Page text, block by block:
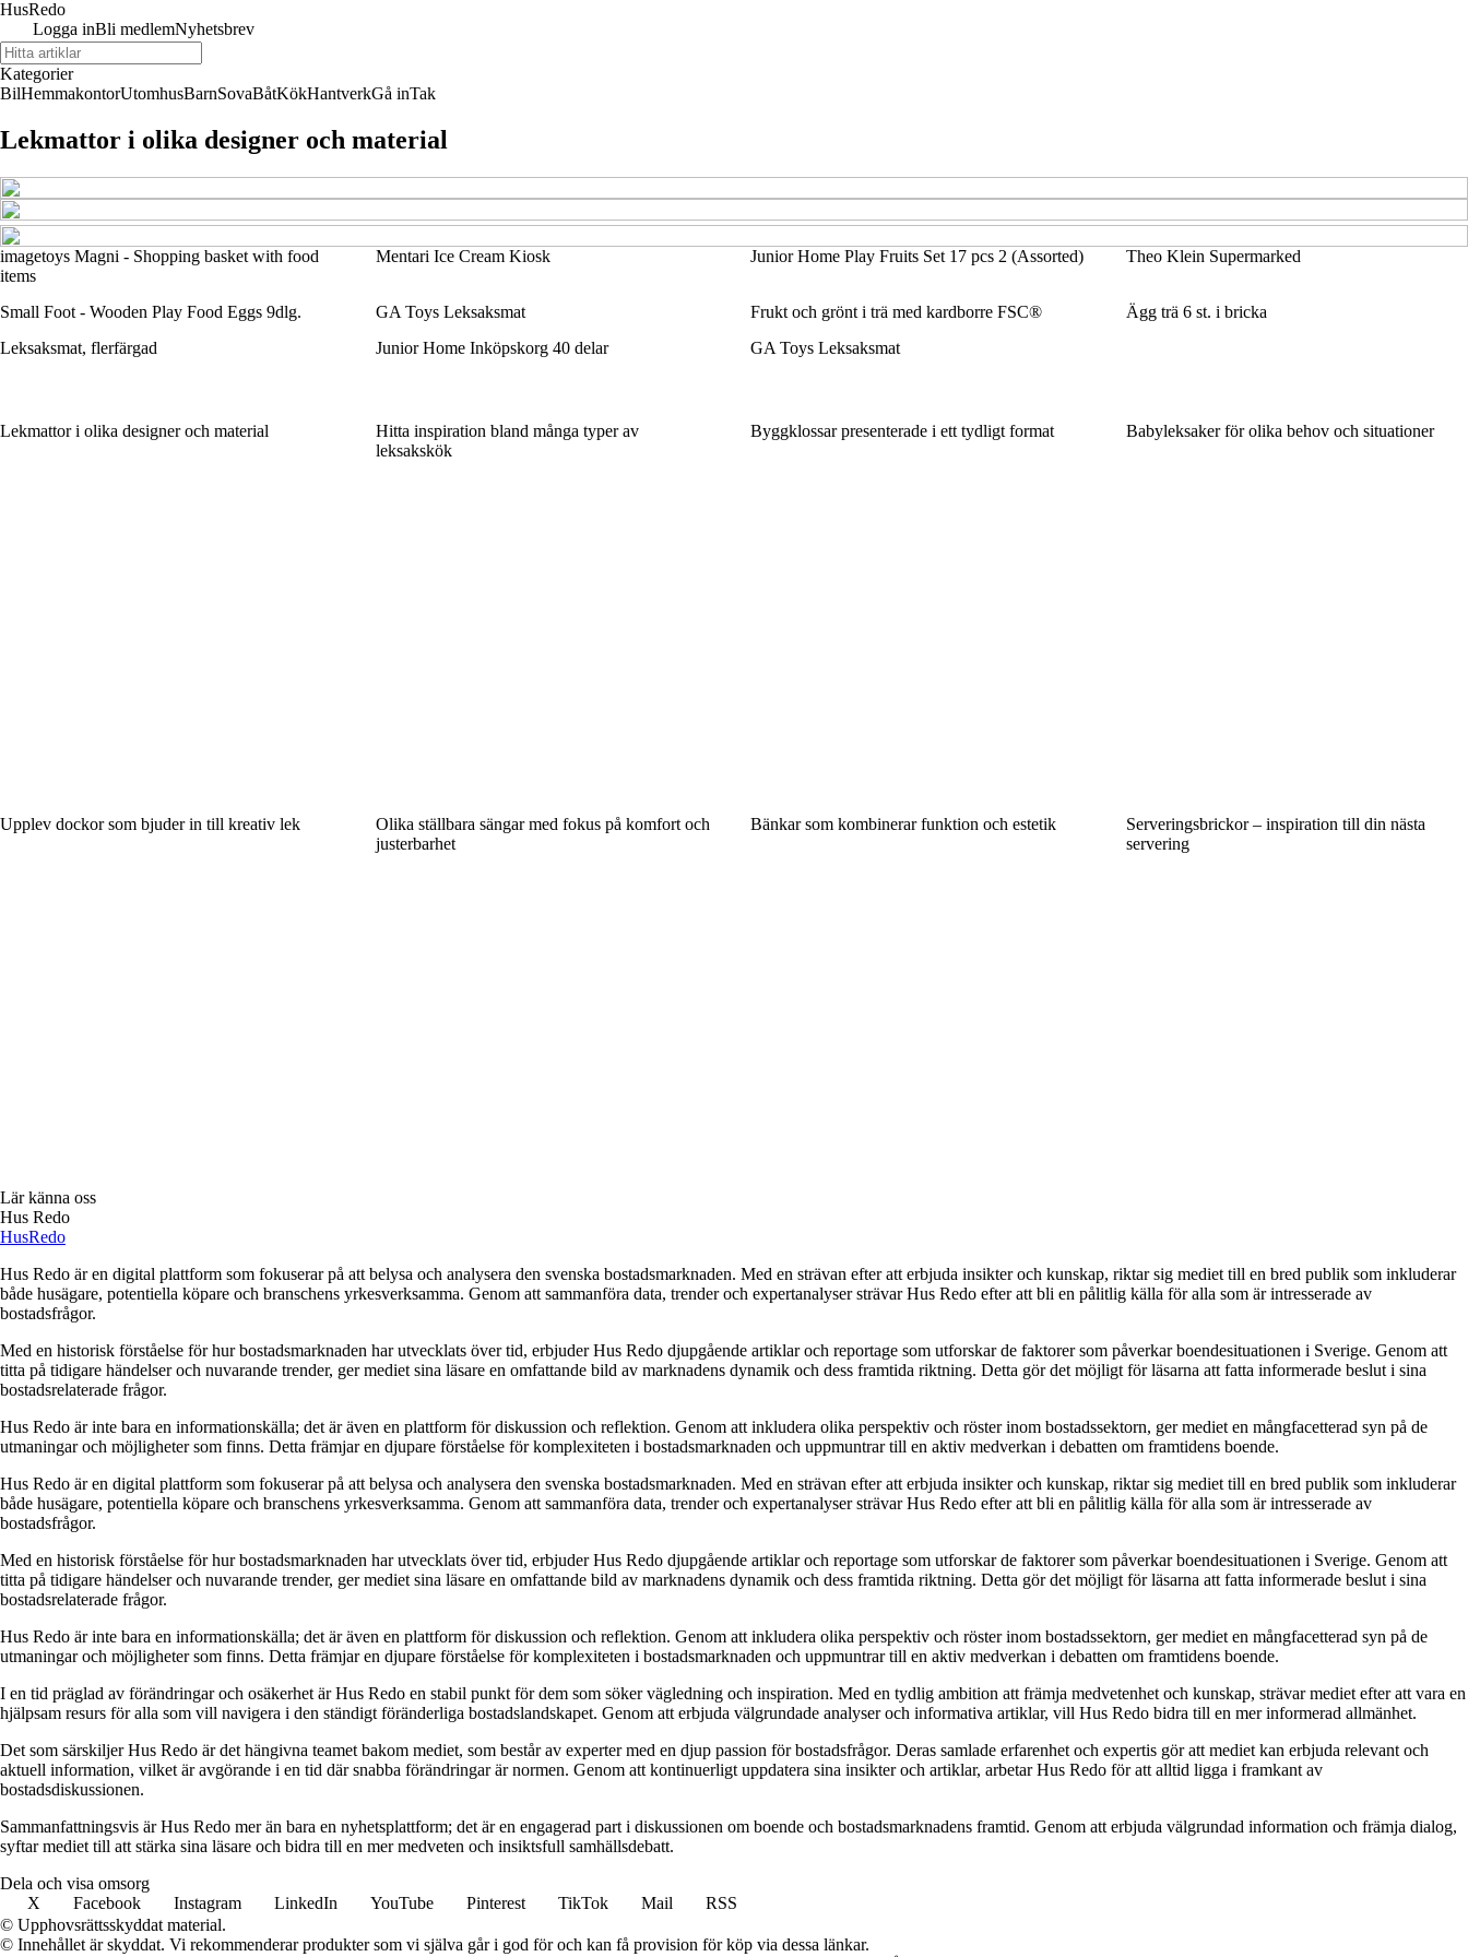
HusRedo
Logga inBli medlemNyhetsbrev
Kategorier
BilHemmakontorUtomhusBarnSovaBåtKökHantverkGå inTak
Lekmattor i olika designer och material
imagetoys Magni - Shopping basket with food
items
Mentari Ice Cream Kiosk Junior Home Play Fruits Set 17 pcs 2 (Assorted) Theo Klein Supermarked
Small Foot - Wooden Play Food Eggs 9dlg. GA Toys Leksaksmat Frukt och grönt i trä med kardborre FSC®
Ägg trä 6 st. i bricka
Leksaksmat, flerfärgad
Junior Home Inköpskorg 40 delar GA Toys Leksaksmat
Lekmattor i olika designer och material
Hitta inspiration bland många typer av
leksakskök
Byggklossar presenterade i ett tydligt format Babyleksaker för olika behov och situationer
Upplev dockor som bjuder in till kreativ lek
Olika ställbara sängar med fokus på komfort och
justerbarhet
Bänkar som kombinerar funktion och estetik
Serveringsbrickor – inspiration till din nästa
servering
Lär känna oss
Hus Redo
HusRedo
Hus Redo är en digital plattform som fokuserar på att belysa och analysera den svenska bostadsmarknaden. Med en strävan efter att erbjuda insikter och kunskap, riktar sig mediet till en bred publik som inkluderar
både husägare, potentiella köpare och branschens yrkesverksamma. Genom att sammanföra data, trender och expertanalyser strävar Hus Redo efter att bli en pålitlig källa för alla som är intresserade av
bostadsfrågor.
Med en historisk förståelse för hur bostadsmarknaden har utvecklats över tid, erbjuder Hus Redo djupgående artiklar och reportage som utforskar de faktorer som påverkar boendesituationen i Sverige. Genom att
titta på tidigare händelser och nuvarande trender, ger mediet sina läsare en omfattande bild av marknadens dynamik och dess framtida riktning. Detta gör det möjligt för läsarna att fatta informerade beslut i sina
bostadsrelaterade frågor.
Hus Redo är inte bara en informationskälla; det är även en plattform för diskussion och reflektion. Genom att inkludera olika perspektiv och röster inom bostadssektorn, ger mediet en mångfacetterad syn på de
utmaningar och möjligheter som finns. Detta främjar en djupare förståelse för komplexiteten i bostadsmarknaden och uppmuntrar till en aktiv medverkan i debatten om framtidens boende.
Hus Redo är en digital plattform som fokuserar på att belysa och analysera den svenska bostadsmarknaden. Med en strävan efter att erbjuda insikter och kunskap, riktar sig mediet till en bred publik som inkluderar
både husägare, potentiella köpare och branschens yrkesverksamma. Genom att sammanföra data, trender och expertanalyser strävar Hus Redo efter att bli en pålitlig källa för alla som är intresserade av
bostadsfrågor.
Med en historisk förståelse för hur bostadsmarknaden har utvecklats över tid, erbjuder Hus Redo djupgående artiklar och reportage som utforskar de faktorer som påverkar boendesituationen i Sverige. Genom att
titta på tidigare händelser och nuvarande trender, ger mediet sina läsare en omfattande bild av marknadens dynamik och dess framtida riktning. Detta gör det möjligt för läsarna att fatta informerade beslut i sina
bostadsrelaterade frågor.
Hus Redo är inte bara en informationskälla; det är även en plattform för diskussion och reflektion. Genom att inkludera olika perspektiv och röster inom bostadssektorn, ger mediet en mångfacetterad syn på de
utmaningar och möjligheter som finns. Detta främjar en djupare förståelse för komplexiteten i bostadsmarknaden och uppmuntrar till en aktiv medverkan i debatten om framtidens boende.
I en tid präglad av förändringar och osäkerhet är Hus Redo en stabil punkt för dem som söker vägledning och inspiration. Med en tydlig ambition att främja medvetenhet och kunskap, strävar mediet efter att vara en
hjälpsam resurs för alla som vill navigera i den ständigt föränderliga bostadslandskapet. Genom att erbjuda välgrundade analyser och informativa artiklar, vill Hus Redo bidra till en mer informerad allmänhet.
Det som särskiljer Hus Redo är det hängivna teamet bakom mediet, som består av experter med en djup passion för bostadsfrågor. Deras samlade erfarenhet och expertis gör att mediet kan erbjuda relevant och
aktuell information, vilket är avgörande i en tid där snabba förändringar är normen. Genom att kontinuerligt uppdatera sina insikter och artiklar, arbetar Hus Redo för att alltid ligga i framkant av
bostadsdiskussionen.
Sammanfattningsvis är Hus Redo mer än bara en nyhetsplattform; det är en engagerad part i diskussionen om boende och bostadsmarknadens framtid. Genom att erbjuda välgrundad information och främja dialog,
syftar mediet till att stärka sina läsare och bidra till en mer medveten och insiktsfull samhällsdebatt.
Dela och visa omsorg
X
Facebook Instagram LinkedIn YouTube Pinterest TikTok Mail
RSS
© Upphovsrättsskyddat material.
© Innehållet är skyddat. Vi rekommenderar produkter som vi själva går i god för och kan få provision för köp via dessa länkar.